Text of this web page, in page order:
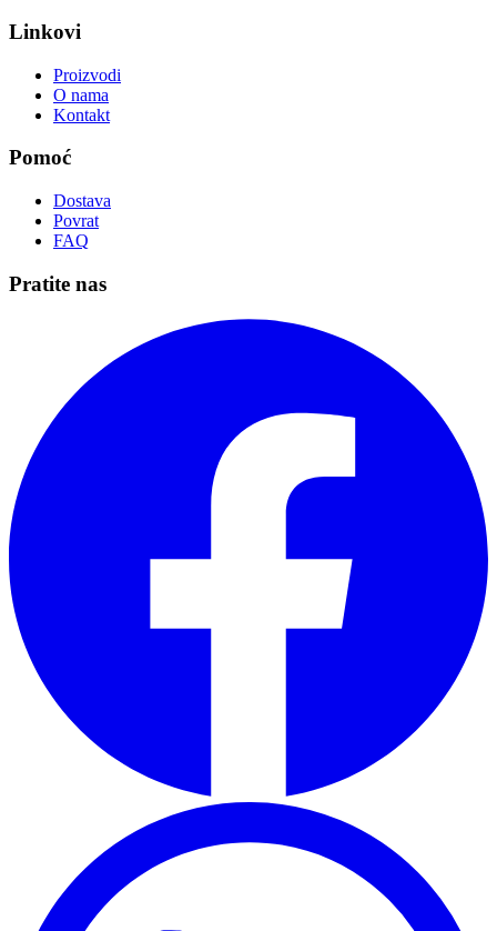
Linkovi
Proizvodi
O nama
Kontakt
Pomoć
Dostava
Povrat
FAQ
Pratite nas